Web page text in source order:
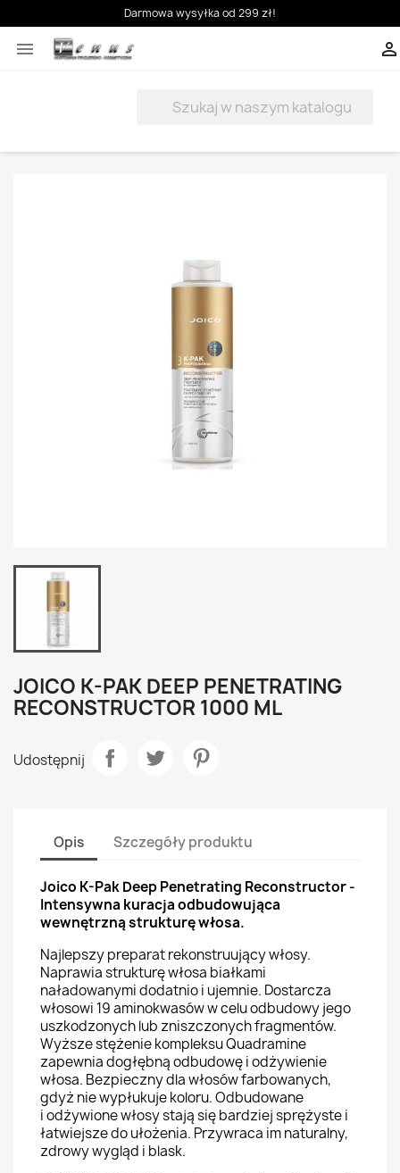
Darmowa wysyłka od 299 zł!
 
JOICO K-PAK DEEP PENETRATING
RECONSTRUCTOR 1000 ML
Udostępnij
Opis Szczegóły produktu
Joico K-Pak Deep Penetrating Reconstructor -
Intensywna kuracja odbudowująca
wewnętrzną strukturę włosa.
Najlepszy preparat rekonstruujący włosy.
Naprawia strukturę włosa białkami
naładowanymi dodatnio i ujemnie. Dostarcza
włosowi 19 aminokwasów w celu odbudowy jego
uszkodzonych lub zniszczonych fragmentów.
Wyższe stężenie kompleksu Quadramine
zapewnia dogłębną odbudowę i odżywienie
włosa. Bezpieczny dla włosów farbowanych,
gdyż nie wypłukuje koloru. Odbudowane
i odżywione włosy stają się bardziej sprężyste i
łatwiejsze do ułożenia. Przywraca im naturalny,
zdrowy wygląd i blask.